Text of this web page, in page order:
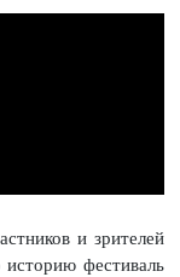
и зрителей
фестиваль